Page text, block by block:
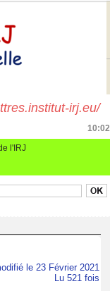
irj.eu/
10:02
l'IRJ
le 23 Février 2021
Lu 521 fois